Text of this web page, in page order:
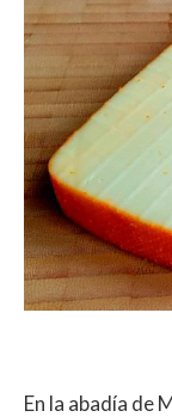
En la abadía de